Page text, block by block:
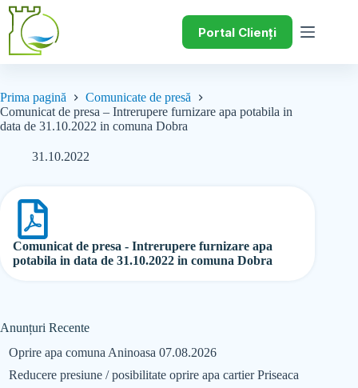
Portal Clienți
Prima pagină
Comunicate de presă
Comunicat de presa – Intrerupere furnizare apa potabila in
data de 31.10.2022 in comuna Dobra
31.10.2022
Comunicat de presa - Intrerupere furnizare apa
potabila in data de 31.10.2022 in comuna Dobra
Anunțuri Recente
Oprire apa comuna Aninoasa 07.08.2026
Reducere presiune / posibilitate oprire apa cartier Priseaca